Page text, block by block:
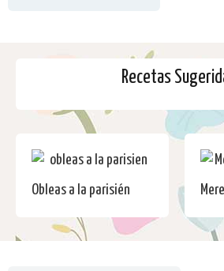
Recetas
Obleas a la parisién